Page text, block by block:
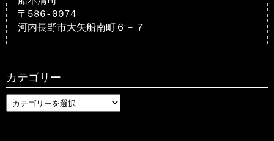
〒586-0074
河内長野市大矢船南町６－７
カテゴリー
カ
テ